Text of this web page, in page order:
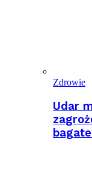
Zdrowie
Udar